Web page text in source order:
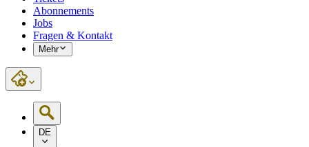
Abonnements
Jobs
Fragen & Kontakt
Mehr
DE